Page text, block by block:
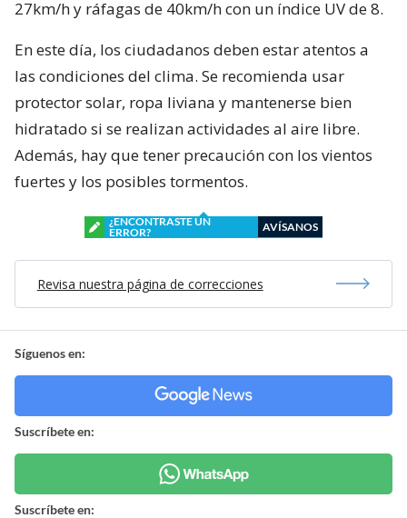
27km/h y ráfagas de 40km/h con un índice UV de 8.
En este día, los ciudadanos deben estar atentos a
las condiciones del clima. Se recomienda usar
protector solar, ropa liviana y mantenerse bien
hidratado si se realizan actividades al aire libre.
Además, hay que tener precaución con los vientos
fuertes y los posibles tormentos.
¿ENCONTRASTE UN
ERROR?
AVÍSANOS
Revisa nuestra página de correcciones
Síguenos en:
Suscríbete en:
Suscríbete en: